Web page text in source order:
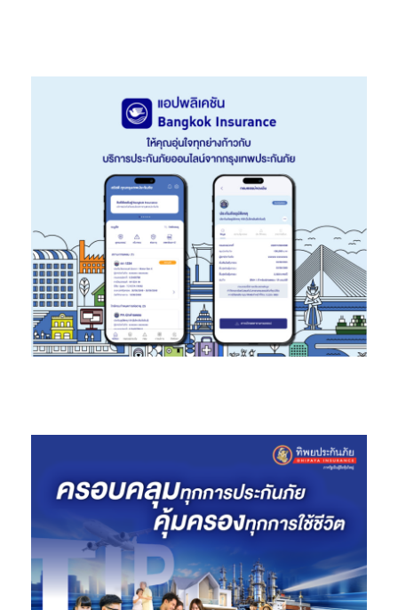
พร้อมกันนี้ เจนเนอราลี่ ไทยแลนด์ ยังได้เปิดตัวโครงการ “LION
Financial Planner” เพื่อรองรับการส่งเสริมและพัฒนาตัวแทนรุ่น
ใหม่ให้มีความเป็นมืออาชีพ เป็นตัวแทนประกันชีวิตแบบเต็มเวลา และ
ก้าวสู่การเป็นนักวางแผนการเงิน (Financial Planner) สามารถเป็น
“Lifetime Partner” ให้บริการดูแลลูกค้าอย่างยั่งยืนและมีคุณภาพ
โดยได้เตรียมพัฒนาผลิตภัณฑ์ที่มีนวัตกรรม (Innovative Product)
และเครื่องมือดิจิทัล (Digital Tool) ที่ตอบโจทย์ความต้องการของ
ลูกค้าและฝ่ายขาย พร้อมเดินหน้าร่วมกับตัวแทนที่มีเป้าหมายเดียวกัน
ในการมอบบริการที่เปี่ยมคุณภาพและสร้างคุณค่าให้แก่ลูกค้าอย่าง
ต่อเนื่อง”
สำหรับผู้ที่สนใจสมัครเป็นตัวแทนกับทาง เจนเนอราลี่ ประกันชีวิต
(ไทยแลนด์) สามารถศึกษารายละเอียดเพิ่มเติมได้ที่
https://generali.co.th/agency-service/#register